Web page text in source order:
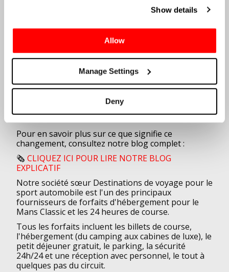
Show details
Allow
Manage Settings
Deny
Des grilles élargies présentant des machines
historiques
Un programme évolutif qui alterne entre
2015), en veillant à ce que chaque année mette
en lumière une époque différente de l'histoire
Plus de variété et d'accès pour les concurrents
et les spectateurs, avec un temps de piste plus
long et de nouvelles histoires à célébrer chaque
été
Pour en savoir plus sur ce que signifie ce
changement, consultez notre blog complet :
🗞️ CLIQUEZ ICI POUR LIRE NOTRE BLOG
EXPLICATIF
Notre société sœur Destinations de voyage pour le
sport automobile est l'un des principaux
fournisseurs de forfaits d'hébergement pour le
Mans Classic et les 24 heures de course.
Tous les forfaits incluent les billets de course,
l'hébergement (du camping aux cabines de luxe), le
petit déjeuner gratuit, le parking, la sécurité
24h/24 et une réception avec personnel, le tout à
quelques pas du circuit.